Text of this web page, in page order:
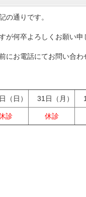
の通りです。
が何卒よろしくお願い申
にお電話にてお問い合わ
（日） 31日（月） 1
診 休診